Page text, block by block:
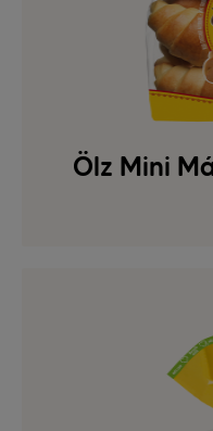
Ölz Mini